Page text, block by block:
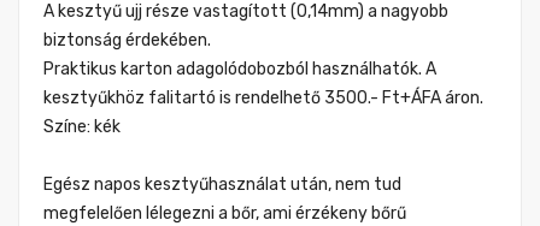
A kesztyű ujj része vastagított (0,14mm) a nagyobb
biztonság érdekében.
Praktikus karton adagolódobozból használhatók. A
kesztyűkhöz falitartó is rendelhető 3500.- Ft+ÁFA áron.
Színe: kék
Egész napos kesztyűhasználat után, nem tud
megfelelően lélegezni a bőr, ami érzékeny bőrű